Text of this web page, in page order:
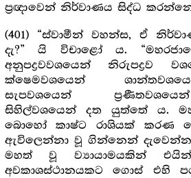
ප්‍ර‍ඥාවෙන් නිර්වාණය සිද්ධ
(401)“ස්වාමීන් වහන්ස, ඒ
දැ?” යි විචාළෝ ය.
අනුපද්‍ර‍වවශයෙන් නිරුපද්‍ර‍ව
ක්ෂෙමවශයෙන්
සැපවශයෙන්
සිහිල්වශයෙන් දත යුත්තේ ය.
බොහෝ කාෂ්ට රාශියක්
ඇවිලෙන්නා වූ ගින්නෙන්
මහත් වූ ව්‍යායාමයකින්
අවකාශස්ථානයකට ගොස් එහි